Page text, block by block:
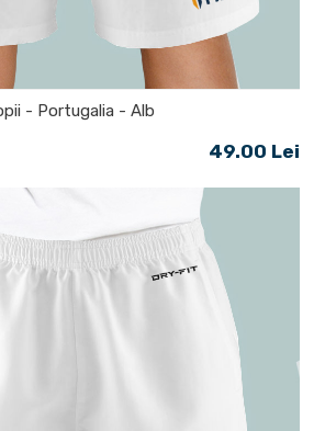
- Portugalia - Alb
49.00 Lei